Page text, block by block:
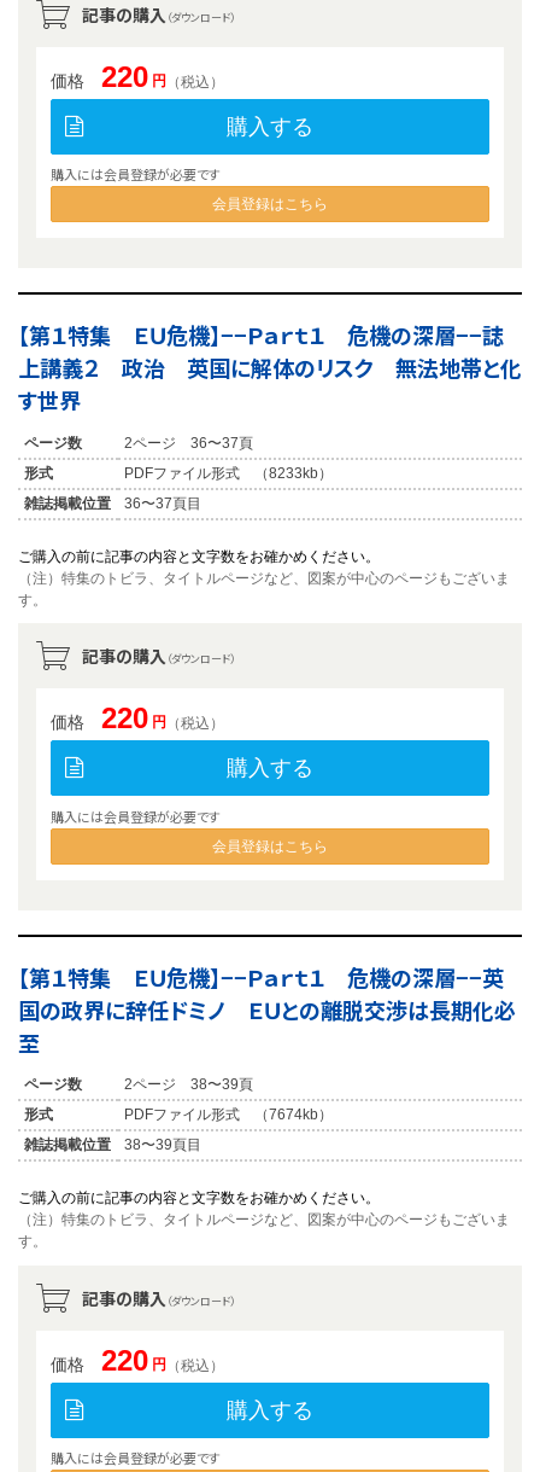
記事の購入 （ダウンロード）
価格 220 円 （税込）
購入する
購入には会員登録が必要です
会員登録はこちら
【第１特集 ＥＵ危機】−−Ｐａｒｔ１ 危機の深層−−誌
上講義２ 政治 英国に解体のリスク 無法地帯と化
す世界
ページ数
2ページ 36〜37頁
形式
PDFファイル形式 （8233kb）
雑誌掲載位置
36〜37頁目
ご購入の前に記事の内容と文字数をお確かめください。
（注）特集のトビラ、タイトルページなど、図案が中心のページもございま
す。
記事の購入 （ダウンロード）
価格 220 円 （税込）
購入する
購入には会員登録が必要です
会員登録はこちら
【第１特集 ＥＵ危機】−−Ｐａｒｔ１ 危機の深層−−英
国の政界に辞任ドミノ ＥＵとの離脱交渉は長期化必
至
ページ数
2ページ 38〜39頁
形式
PDFファイル形式 （7674kb）
雑誌掲載位置
38〜39頁目
ご購入の前に記事の内容と文字数をお確かめください。
（注）特集のトビラ、タイトルページなど、図案が中心のページもございま
す。
記事の購入 （ダウンロード）
価格 220 円 （税込）
購入する
購入には会員登録が必要です